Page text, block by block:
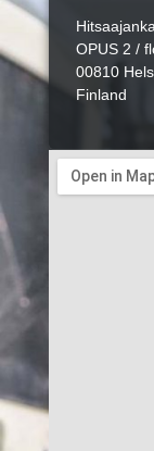
OPUS 2 /
00810
Finland